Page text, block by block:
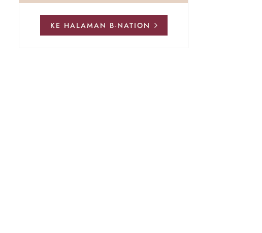
KE HALAMAN B-NATION